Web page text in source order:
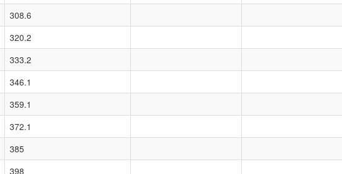
308.6
320.2
333.2
346.1
359.1
372.1
385
398